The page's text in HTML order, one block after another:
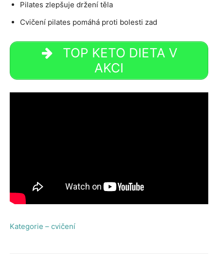
Pilates zlepšuje držení těla
Cvičení pilates pomáhá proti bolesti zad
TOP KETO DIETA V
AKCI
Kategorie – cvičení